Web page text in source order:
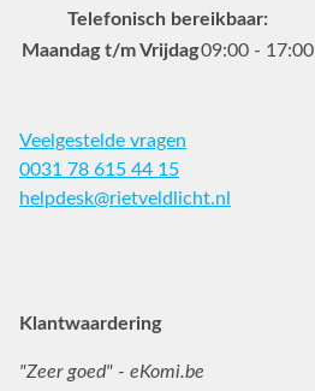
Telefonisch bereikbaar:
Maandag t/m Vrijdag09:00 - 17:00
Veelgestelde vragen
0031 78 615 44 15
helpdesk@rietveldlicht.nl
Klantwaardering
"Zeer goed" - eKomi.be